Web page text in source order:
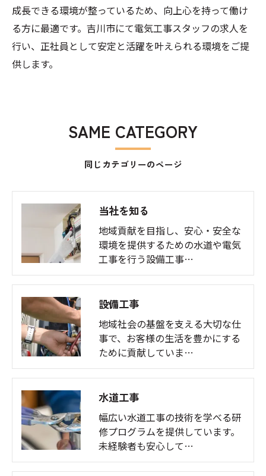
成長できる環境が整っているため、向上心を持って働け
る方に最適です。吉川市にて電気工事スタッフの求人を
行い、正社員として安定と活躍を叶えられる環境をご提
供します。
同じカテゴリーのページ
SAME CATEGORY
当社を知る
地域貢献を目指し、安心・安全な
環境を提供するための水道や電気
工事を行う設備工事…
設備工事
地域社会の基盤を支える大切な仕
事で、お客様の生活を豊かにする
ために貢献していま…
水道工事
幅広い水道工事の技術を学べる研
修プログラムを提供しています。
未経験者も安心して…